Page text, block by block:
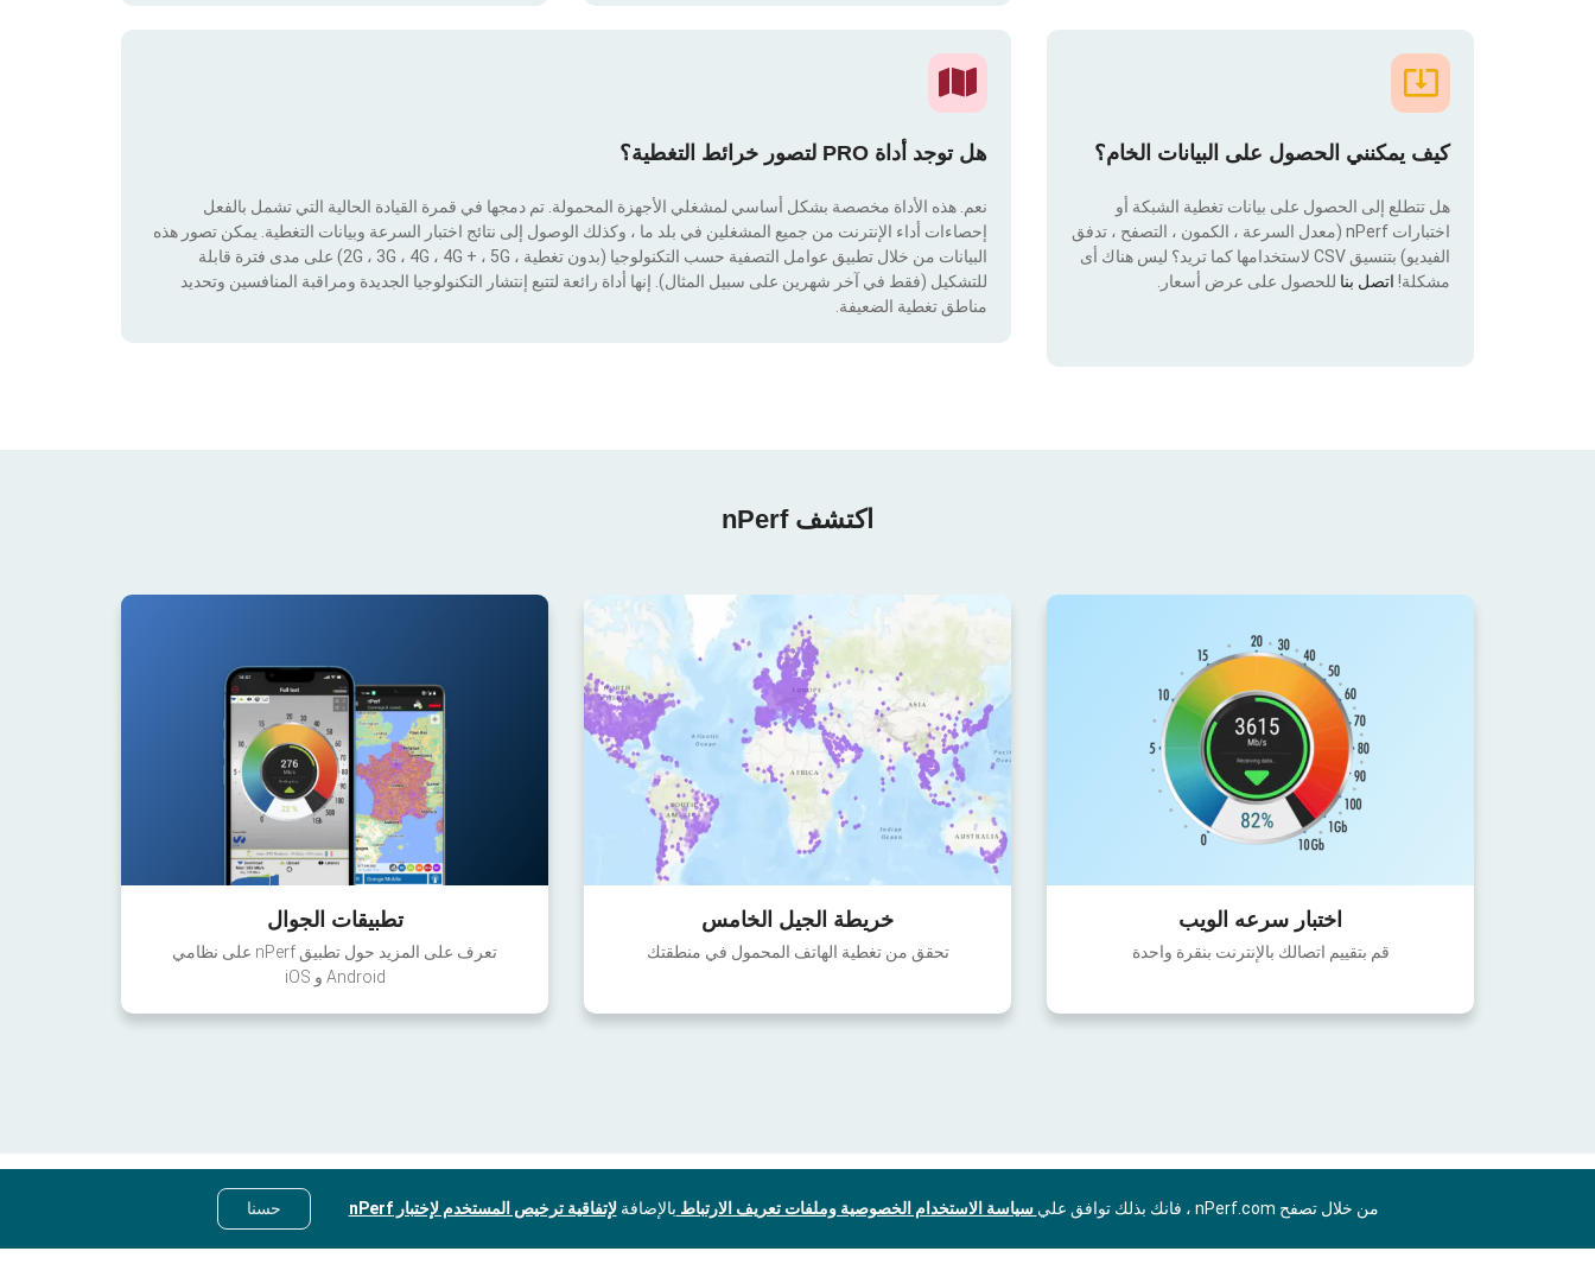
كيف يمكنني الحصول على البيانات الخام؟
هل تتطلع إلى الحصول على بيانات تغطية الشبكة أو
اختبارات nPerf (معدل السرعة ، الكمون ، التصفح ، تدفق
الفيديو) بتنسيق CSV لاستخدامها كما تريد؟ ليس هناك أى
مشكلة! اتصل بنا للحصول على عرض أسعار.
هل توجد أداة PRO لتصور خرائط التغطية؟
نعم. هذه الأداة مخصصة بشكل أساسي لمشغلي الأجهزة المحمولة. تم دمجها في قمرة القيادة الحالية التي تشمل بالفعل
إحصاءات أداء الإنترنت من جميع المشغلين في بلد ما ، وكذلك الوصول إلى نتائج اختبار السرعة وبيانات التغطية. يمكن تصور هذه
البيانات من خلال تطبيق عوامل التصفية حسب التكنولوجيا (بدون تغطية ، 2G ، 3G ، 4G ، 4G + ، 5G) على مدى فترة قابلة
للتشكيل (فقط في آخر شهرين على سبيل المثال). إنها أداة رائعة لتتبع إنتشار التكنولوجيا الجديدة ومراقبة المنافسين وتحديد
مناطق تغطية الضعيفة.
اكتشف nPerf
اختبار سرعه الويب
قم بتقييم اتصالك بالإنترنت بنقرة واحدة
خريطة الجيل الخامس
تحقق من تغطية الهاتف المحمول في منطقتك
تطبيقات الجوال
تعرف على المزيد حول تطبيق nPerf على نظامي
Android و iOS
من خلال تصفح nPerf.com ، فانك بذلك توافق علي سياسة الاستخدام الخصوصية وملفات تعريف الارتباط بالإضافةلإتفاقية ترخيص المستخدم لإختبار nPerf حسنا